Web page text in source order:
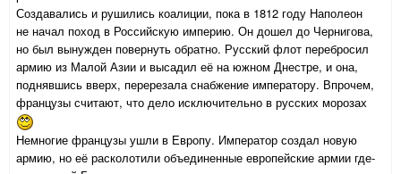
Создавались и рушились коалиции, пока в 1812 году Наполеон
не начал поход в Российскую империю. Он дошел до Чернигова,
но был вынужден повернуть обратно. Русский флот перебросил
армию из Малой Азии и высадил её на южном Днестре, и она,
поднявшись вверх, перерезала снабжение императору. Впрочем,
французы считают, что дело исключительно в русских морозах
Немногие французы ушли в Европу. Император создал новую
армию, но её расколотили объединенные европейские армии где-